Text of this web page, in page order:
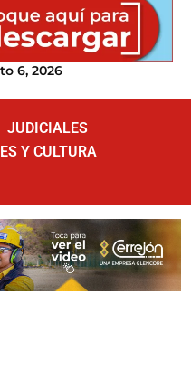
6, 2026
JUDICIALES
Y CULTURA